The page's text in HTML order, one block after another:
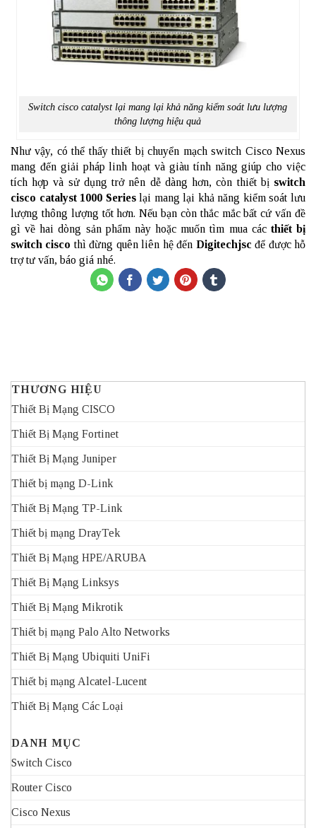
Switch cisco catalyst lại mang lại khả năng kiểm soát lưu lượng
thông lượng hiệu quả
Như vậy, có thể thấy thiết bị chuyển mạch switch Cisco Nexus
mang đến giải pháp linh hoạt và giàu tính năng giúp cho việc
tích hợp và sử dụng trở nên dễ dàng hơn, còn thiết bị switch
cisco catalyst 1000 Serieslại mang lại khả năng kiểm soát lưu
lượng thông lượng tốt hơn. Nếu bạn còn thắc mắc bất cứ vấn đề
gì về hai dòng sản phẩm này hoặc muốn tìm mua các thiết bị
switch cisco thì đừng quên liên hệ đến Digitechjsc để được hỗ
trợ tư vấn, báo giá nhé.
THƯƠNG HIỆU
Thiết Bị Mạng CISCO
Thiết Bị Mạng Fortinet
Thiết Bị Mạng Juniper
Thiết bị mạng D-Link
Thiết Bị Mạng TP-Link
Thiết bị mạng DrayTek
Thiết Bị Mạng HPE/ARUBA
Thiết Bị Mạng Linksys
Thiết Bị Mạng Mikrotik
Thiết bị mạng Palo Alto Networks
Thiết Bị Mạng Ubiquiti UniFi
Thiết bị mạng Alcatel-Lucent
Thiết Bị Mạng Các Loại
DANH MỤC
Switch Cisco
Router Cisco
Cisco Nexus